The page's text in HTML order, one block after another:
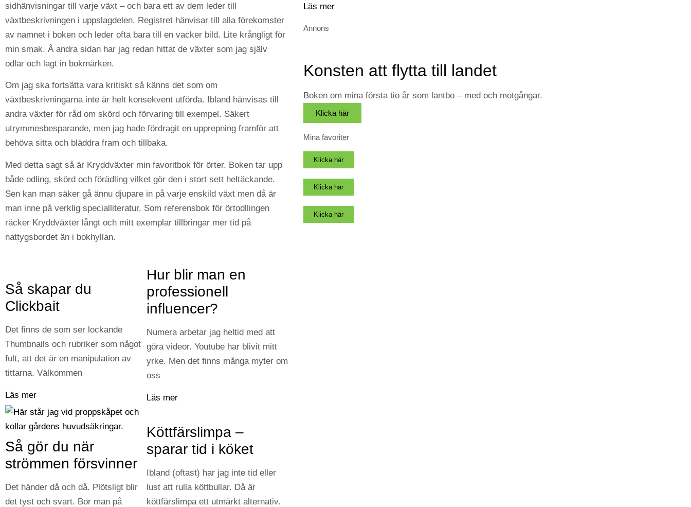
sidhänvisningar till varje växt – och bara ett av dem leder till
växtbeskrivningen i uppslagdelen. Registret hänvisar till alla förekomster
av namnet i boken och leder ofta bara till en vacker bild. Lite krångligt för
min smak. Å andra sidan har jag redan hittat de växter som jag själv
odlar och lagt in bokmärken.
Om jag ska fortsätta vara kritiskt så känns det som om
växtbeskrivningarna inte är helt konsekvent utförda. Ibland hänvisas till
andra växter för råd om skörd och förvaring till exempel. Säkert
utrymmesbesparande, men jag hade fördragit en upprepning framför att
behöva sitta och bläddra fram och tillbaka.
Med detta sagt så är Kryddväxter min favoritbok för örter. Boken tar upp
både odling, skörd och förädling vilket gör den i stort sett heltäckande.
Sen kan man säker gå ännu djupare in på varje enskild växt men då är
man inne på verklig specialliteratur. Som referensbok för örtodllingen
räcker Kryddväxter långt och mitt exemplar tillbringar mer tid på
nattygsbordet än i bokhyllan.
Så skapar du
Clickbait
Det finns de som ser lockande
Thumbnails och rubriker som något
fult, att det är en manipulation av
tittarna. Välkommen
Läs mer
Hur blir man en
professionell
influencer?
Numera arbetar jag heltid med att
göra videor. Youtube har blivit mitt
yrke. Men det finns många myter om
oss
Läs mer
Så gör du när
strömmen försvinner
Det händer då och då. Plötsligt blir
det tyst och svart. Bor man på
Köttfärslimpa –
sparar tid i köket
Ibland (oftast) har jag inte tid eller
lust att rulla köttbullar. Då är
köttfärslimpa ett utmärkt alternativ.
Läs mer
Annons
Konsten att flytta till landet
Boken om mina första tio år som lantbo – med och motgångar.
Klicka här
Mina favoriter
Klicka här
Klicka här
Klicka här